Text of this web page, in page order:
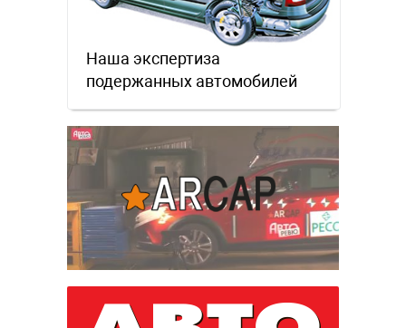
Наша экспертиза
подержанных автомобилей